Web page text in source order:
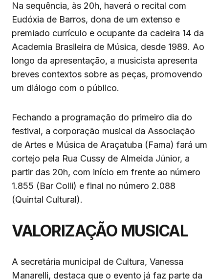
Na sequência, às 20h, haverá o recital com
Eudóxia de Barros, dona de um extenso e
premiado currículo e ocupante da cadeira 14 da
Academia Brasileira de Música, desde 1989. Ao
longo da apresentação, a musicista apresenta
breves contextos sobre as peças, promovendo
um diálogo com o público.
Fechando a programação do primeiro dia do
festival, a corporação musical da Associação
de Artes e Música de Araçatuba (Fama) fará um
cortejo pela Rua Cussy de Almeida Júnior, a
partir das 20h, com início em frente ao número
1.855 (Bar Colli) e final no número 2.088
(Quintal Cultural).
VALORIZAÇÃO MUSICAL
A secretária municipal de Cultura, Vanessa
Manarelli, destaca que o evento já faz parte da